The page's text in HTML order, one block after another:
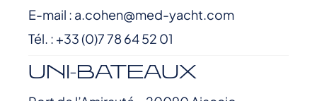
E-mail : a.cohen@med-yacht.com
Tél. : +33 (0)7 78 64 52 01
UNI-BATEAUX